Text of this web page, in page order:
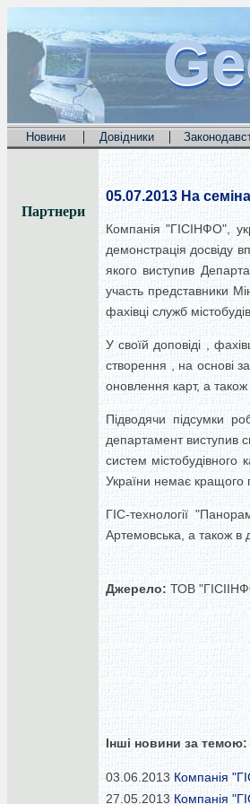
Новини | Довідники |
Партнери
05.07.2013 На
Компанія "ГІСІНФО",
демонстрація досвіду
якого виступив
участь представники
фахівці служб
У своїй доповіді ,
створення , на основі
оновлення карт, а
Підводячи підсумки
департамент виступив
систем
України немає кращого
ГІС-технології
Артемовська, а також в
Джерело: ТОВ
Інші новини за темою:
03.06.2013 Компанія
27.05.2013 Компанія